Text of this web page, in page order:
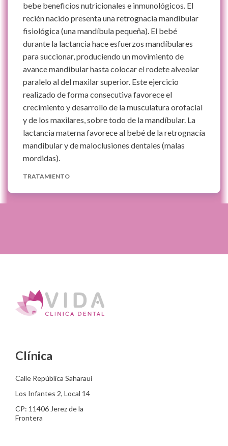
bebe beneficios nutricionales e inmunológicos. El
recién nacido presenta una retrognacia mandibular
fisiológica (una mandíbula pequeña). El bebé
durante la lactancia hace esfuerzos mandíbulares
para succionar, produciendo un movimiento de
avance mandibular hasta colocar el rodete alveolar
paralelo al del maxilar superior. Este ejercicio
realizado de forma consecutiva favorece el
crecimiento y desarrollo de la musculatura orofacial
y de los maxilares, sobre todo de la mandíbular. La
lactancia materna favorece al bebé de la retrognacía
mandibular y de maloclusiones dentales (malas
mordidas).
TRATAMIENTO
Clínica
Calle República Saharaui
Los Infantes 2, Local 14
CP: 11406 Jerez de la
Frontera